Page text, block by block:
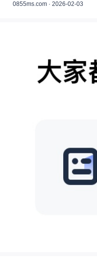
0855ms.com · 2026-02-03